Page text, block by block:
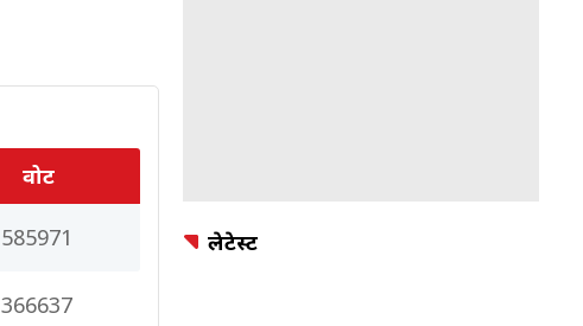
वोट
585971
366637
लेटेस्ट